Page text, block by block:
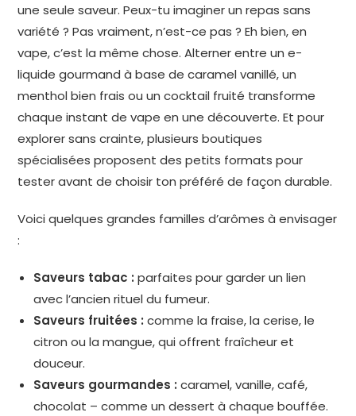
une seule saveur. Peux-tu imaginer un repas sans
variété ? Pas vraiment, n’est-ce pas ? Eh bien, en
vape, c’est la même chose. Alterner entre un e-
liquide gourmand à base de caramel vanillé, un
menthol bien frais ou un cocktail fruité transforme
chaque instant de vape en une découverte. Et pour
explorer sans crainte, plusieurs boutiques
spécialisées proposent des petits formats pour
tester avant de choisir ton préféré de façon durable.
Voici quelques grandes familles d’arômes à envisager
:
Saveurs tabac : parfaites pour garder un lien
avec l’ancien rituel du fumeur.
Saveurs fruitées : comme la fraise, la cerise, le
citron ou la mangue, qui offrent fraîcheur et
douceur.
Saveurs gourmandes : caramel, vanille, café,
chocolat – comme un dessert à chaque bouffée.